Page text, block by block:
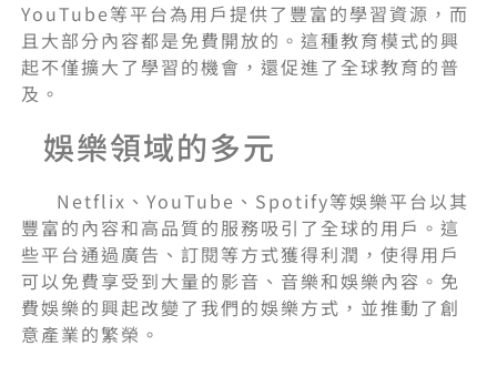
YouTube等平台為用戶提供了豐富的學習資源，而
且大部分內容都是免費開放的。這種教育模式的興
起不僅擴大了學習的機會，還促進了全球教育的普
及。
娛樂領域的多元
Netflix、YouTube、Spotify等娛樂平台以其
豐富的內容和高品質的服務吸引了全球的用戶。這
些平台通過廣告、訂閱等方式獲得利潤，使得用戶
可以免費享受到大量的影音、音樂和娛樂內容。免
費娛樂的興起改變了我們的娛樂方式，並推動了創
意產業的繁榮。